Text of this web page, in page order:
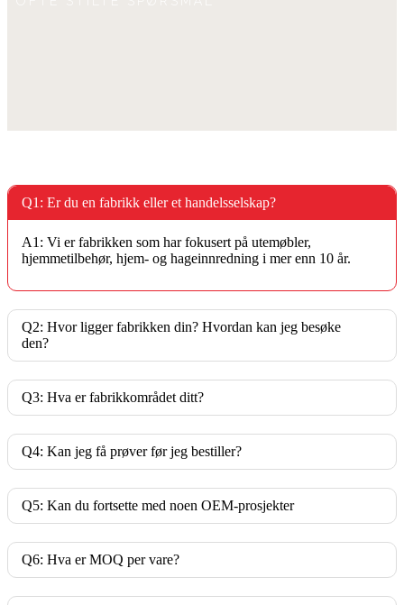
Q1: Er du en fabrikk eller et handelsselskap?
A1: Vi er fabrikken som har fokusert på utemøbler,
hjemmetilbehør, hjem- og hageinnredning i mer enn 10 år.
Q2: Hvor ligger fabrikken din? Hvordan kan jeg besøke
den?
Q3: Hva er fabrikkområdet ditt?
Q4: Kan jeg få prøver før jeg bestiller?
Q5: Kan du fortsette med noen OEM-prosjekter
Q6: Hva er MOQ per vare?